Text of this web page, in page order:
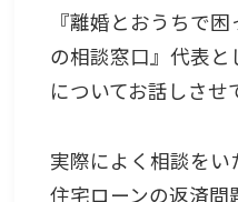
『離婚とおうちで
の相談窓口』代表
についてお話しさせ
実際によく相談を
住宅ローンの返済問